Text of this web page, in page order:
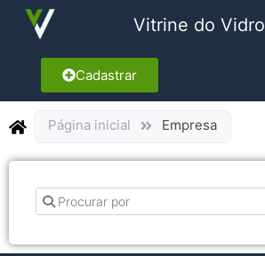
Vitrine do Vidro
Cadastrar
Página inicial Empresa
Procurar por